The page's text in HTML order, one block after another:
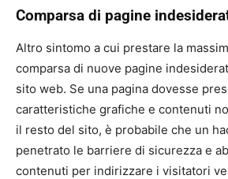
Comparsa di pagine
Altro sintomo a cui prestare la
comparsa di nuove pagine
sito web. Se una pagina dovesse
caratteristiche grafiche e contenuti
il resto del sito, è probabile che un
penetrato le barriere di sicurezza e
contenuti per indirizzare i visitatori